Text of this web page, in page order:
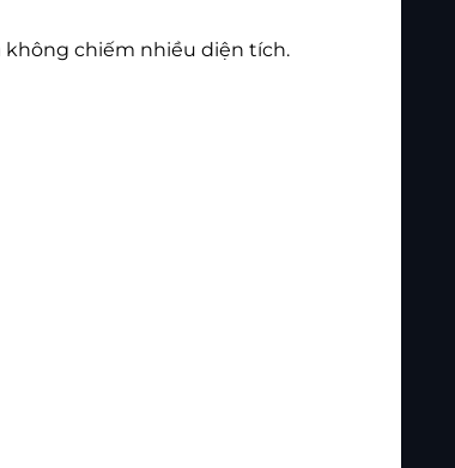
không chiếm nhiều diện tích.